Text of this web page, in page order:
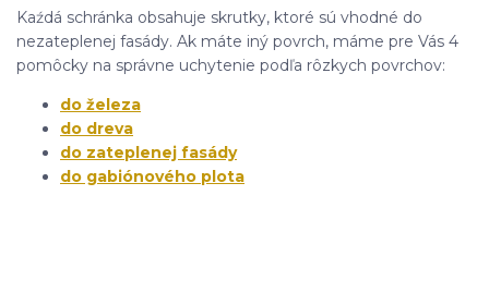
Kaźdá schránka obsahuje skrutky, ktoré sú vhodné do
nezateplenej fasády. Ak máte iný povrch, máme pre Vás 4
pomôcky na správne uchytenie podľa rôzkych povrchov:
do železa
do dreva
do zateplenej fasády
do gabiónového plota